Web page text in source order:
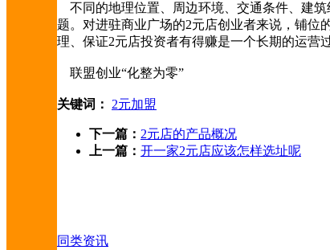
不同的地理位置、周边环境、交通条件、建筑
题。对进驻商业广场的2元店创业者来说，铺位
理、保证2元店投资者有得赚是一个长期的运营
联盟创业“化整为零”
关键词： 2元加盟
下一篇： 2元店的产品概况
上一篇： 开一家2元店应该怎样选址呢
同类资讯